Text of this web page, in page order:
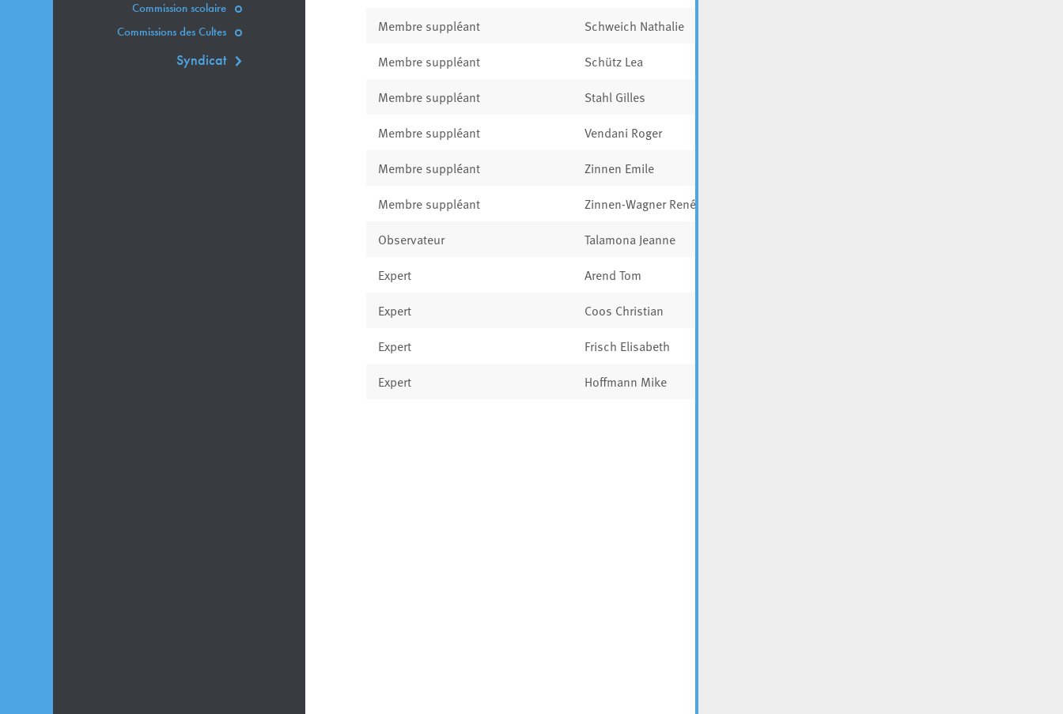
Commission scolaire
Commissions des Cultes
Syndicat
Membre suppléant Schweich Nathalie
Membre suppléant Schütz Lea
Membre suppléant Stahl Gilles
Membre suppléant Vendani Roger
Membre suppléant Zinnen Emile
Membre suppléant Zinnen-Wagner Renée
Observateur Talamona Jeanne
Expert Arend Tom
Expert Coos Christian
Expert Frisch Elisabeth
Expert Hoffmann Mike